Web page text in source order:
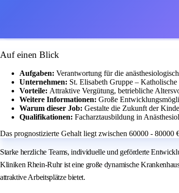
Auf einen Blick
Aufgaben: Verantwortung für die
Unternehmen: St. Elisabeth Gruppe –
Vorteile: Attraktive Vergütung, betriebliche
Weitere Informationen: Große
Warum dieser Job: Gestalte die Zukunft der
Qualifikationen: Facharztausbildung in
Das prognostizierte Gehalt liegt zwischen 60000 - 80000
Starke herzliche Teams, individuelle und geförderte
Kliniken Rhein-Ruhr ist eine große dynamische
attraktive Arbeitsplätze bietet.